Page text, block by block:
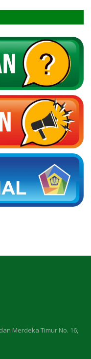
Merdeka Timur No. 16,